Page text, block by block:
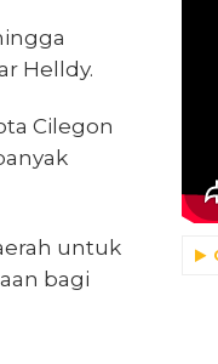
Helldy.
Cilegon
untuk
bagi